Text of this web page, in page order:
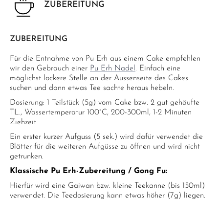
ZUBEREITUNG
ZUBEREITUNG
Für die Entnahme von Pu Erh aus einem Cake empfehlen
wir den Gebrauch einer Pu Erh Nadel . Einfach eine
möglichst lockere Stelle an der Aussenseite des Cakes
suchen und dann etwas Tee sachte heraus hebeln.
Dosierung: 1 Teilstück (5g) vom Cake bzw. 2 gut gehäufte
TL., Wassertemperatur 100°C, 200-300ml, 1-2 Minuten
Ziehzeit
Ein erster kurzer Aufguss (5 sek.) wird dafür verwendet die
Blätter für die weiteren Aufgüsse zu öffnen und wird nicht
getrunken.
Klassische Pu Erh-Zubereitung / Gong Fu:
Hierfür wird eine Gaiwan bzw. kleine Teekanne (bis 150ml)
verwendet. Die Teedosierung kann etwas höher (7g) liegen.